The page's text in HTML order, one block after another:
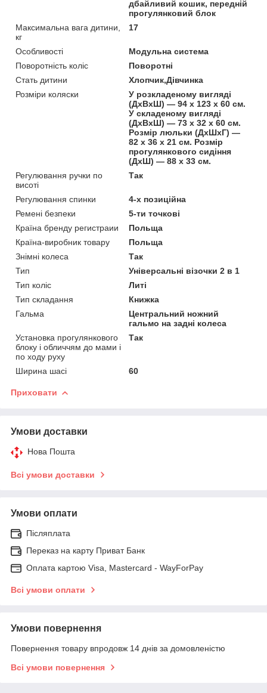
дбайливий кошик, передній
прогулянковий блок
Максимальна вага дитини,
кг
17
Особливості
Модульна система
Поворотність коліс
Поворотні
Стать дитини
Хлопчик,Дівчинка
Розміри коляски
У розкладеному вигляді
(ДхВхШ) — 94 х 123 х 60 см.
У складеному вигляді
(ДхВхШ) — 73 х 32 х 60 см.
Розмір люльки (ДхШхГ) —
82 х 36 х 21 см. Розмір
прогулянкового сидіння
(ДхШ) — 88 х 33 см.
Регулювання ручки по
висоті
Так
Регулювання спинки
4-х позиційна
Ремені безпеки
5-ти точкові
Країна бренду регистраии
Польща
Країна-виробник товару
Польща
Знімні колеса
Так
Тип
Універсальні візочки 2 в 1
Тип коліс
Литі
Тип складання
Книжка
Гальма
Центральний ножний
гальмо на задні колеса
Установка прогулянкового
блоку і обличчям до мами і
по ходу руху
Так
Ширина шасі 60
Приховати
Умови доставки
Нова Пошта
Всі умови доставки
Умови оплати
Післяплата
Переказ на карту Приват Банк
Оплата картою Visa, Mastercard - WayForPay
Всі умови оплати
Умови повернення
Повернення товару впродовж 14 днів за домовленістю
Всі умови повернення